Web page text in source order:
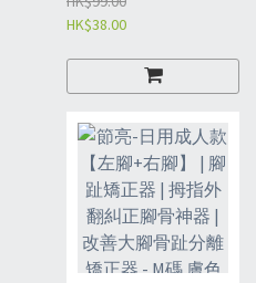
外八字矯形墊丨 黑色
HK$38.00